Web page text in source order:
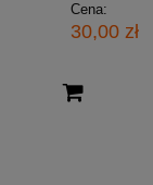
Cena:
30,00 zł